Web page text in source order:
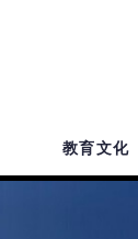
教育文化